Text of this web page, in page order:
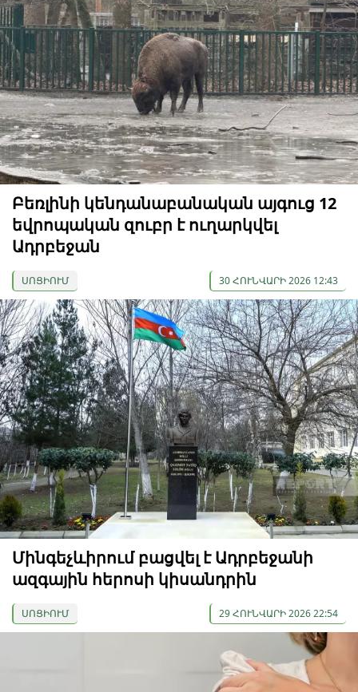
Բեռլինի կենդանաբանական այգուց 12
եվրոպական զուբր է ուղարկվել
Ադրբեջան
ՍՈՑԻՈՒՄ 30 ՀՈՒՆՎԱՐԻ 2026 12:43
Մինգեչևիրում բացվել է Ադրբեջանի
ազգային հերոսի կիսանդրին
ՍՈՑԻՈՒՄ 29 ՀՈՒՆՎԱՐԻ 2026 22:54